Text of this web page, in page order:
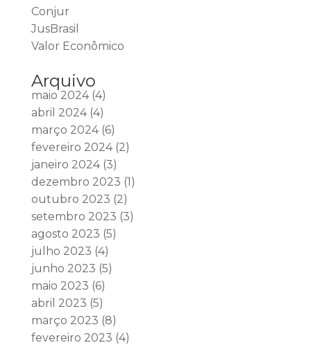
Conjur
JusBrasil
Valor Econômico
Arquivo
maio 2024(4)
abril 2024(4)
março 2024(6)
fevereiro 2024(2)
janeiro 2024(3)
dezembro 2023 (1)
outubro 2023 (2)
setembro 2023 (3)
agosto 2023 (5)
julho 2023 (4)
junho 2023 (5)
maio 2023 (6)
abril 2023 (5)
março 2023 (8)
fevereiro 2023 (4)